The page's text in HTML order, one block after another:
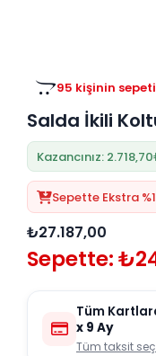
95 kişinin
Salda İkili
Kazancınız:
Sepette Ekstra
₺27.187,00
Sepette:
Tüm
x 9 Ay
Tüm taksit